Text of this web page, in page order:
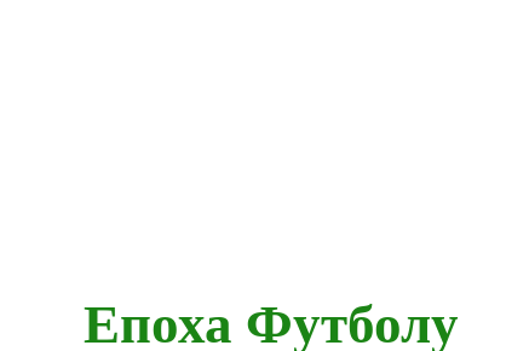
Епоха Футболу